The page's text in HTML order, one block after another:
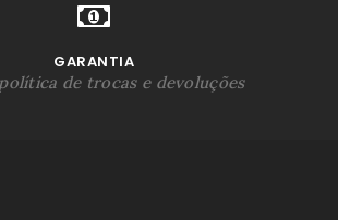
GARANTIA
de trocas e devoluções